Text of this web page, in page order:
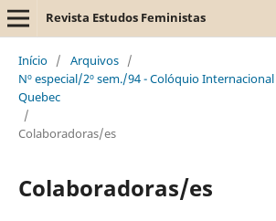
Revista Estudos Feministas
Início / Arquivos /
Nº especial/2º sem./94 - Colóquio Internacional
Quebec
/
Colaboradoras/es
Colaboradoras/es